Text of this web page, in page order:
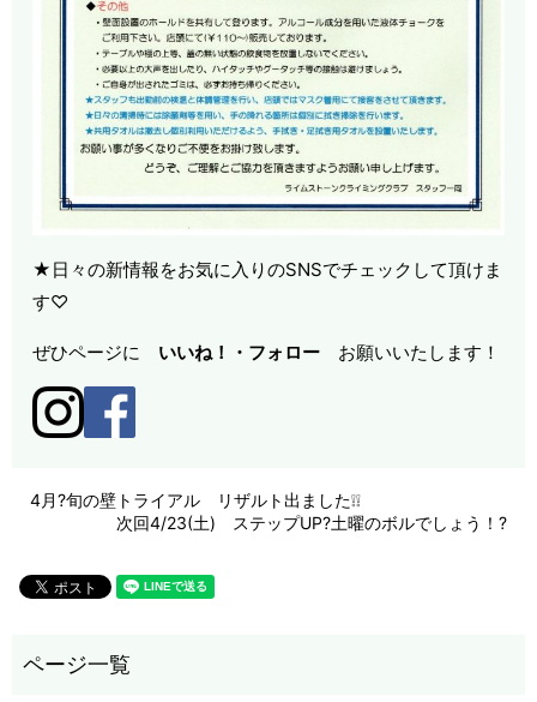
★日々の新情報をお気に入りのSNSでチェックして頂けま
す♡
ぜひページに いいね！・ フォロー お願いいたします！
4月?旬の壁トライアル リザルト出ました❕❕
次回4/23(土) ステップUP?土曜のボルでしょう！?